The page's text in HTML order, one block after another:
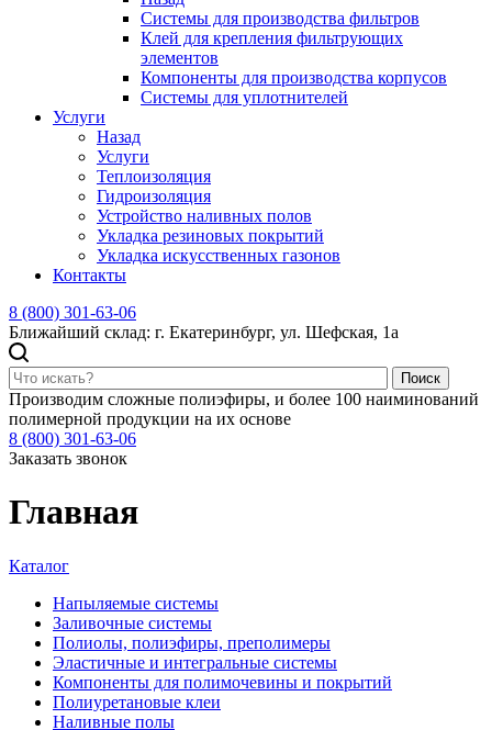
Системы для производства фильтров
Клей для крепления фильтрующих
элементов
Компоненты для производства корпусов
Системы для уплотнителей
Услуги
Назад
Услуги
Теплоизоляция
Гидроизоляция
Устройство наливных полов
Укладка резиновых покрытий
Укладка искусственных газонов
Контакты
8 (800) 301-63-06
Ближайший склад: г. Екатеринбург, ул. Шефская, 1а
Поиск
Производим сложные полиэфиры, и более 100 наиминований
полимерной продукции на их основе
8 (800) 301-63-06
Заказать звонок
Главная
Каталог
Напыляемые системы
Заливочные системы
Полиолы, полиэфиры, преполимеры
Эластичные и интегральные системы
Компоненты для полимочевины и покрытий
Полиуретановые клеи
Наливные полы